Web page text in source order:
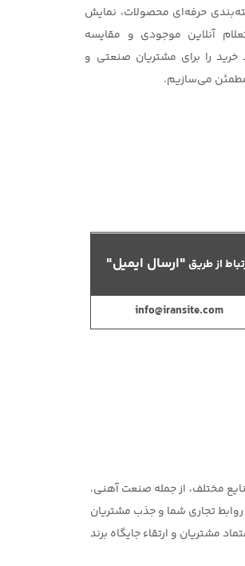
حرفه‌ای محصولات، نمایش
آنلاین موجودی و مقایسه
را برای مشتریان صنعتی و
می‌سازیم.
از طریق "ارسال ایمیل"
info@iransite.com
مختلف، از جمله صنعت آهنی،
تجاری شما و جذب مشتریان
مشتریان و ارتقاء جایگاه برند